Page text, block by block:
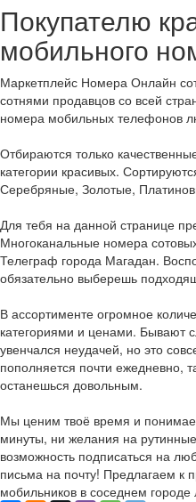
Покупателю
мобильного
Маркетплейс Номера Онлайн
сотнями продавцов со всей
номера мобильных телефонов
Отбираются только
категории красивых.
Серебряные, Золотые,
Для тебя на данной странице
Многоканальные номера
Телеграф города Магадан.
обязательно выберешь
В ассортименте огромное
категориями и ценами. Бывают
увенчался неудачей, но это
пополняется почти ежедневно,
останешься довольным.
Мы ценим твоё время и
минуты, ни желания на
возможность подписаться на
письма на почту! Предлагаем к
мобильников в соседнем городе